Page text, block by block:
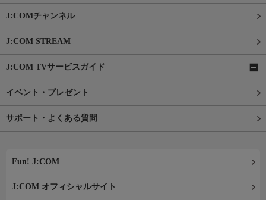
J:COMチャンネル
J:COM STREAM
J:COM TVサービスガイド
イベント・プレゼント
サポート・よくある質問
Fun! J:COM
J:COM オフィシャルサイト